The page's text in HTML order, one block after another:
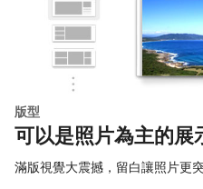
版型
可以是照片為主的展
滿版視覺大震撼，留白讓照片更